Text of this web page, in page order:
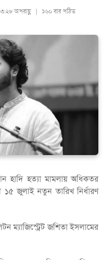
অপরাহ্ণ | ১৬০ বার পঠিত
হাদি হত্যা মামলায় অধিকতর
১৫ জুলাই নতুন তারিখ নির্ধারণ
ম্যাজিস্ট্রেট জশিতা ইসলামের